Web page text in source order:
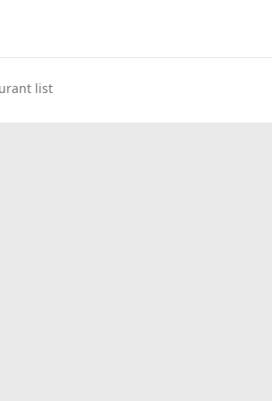
list